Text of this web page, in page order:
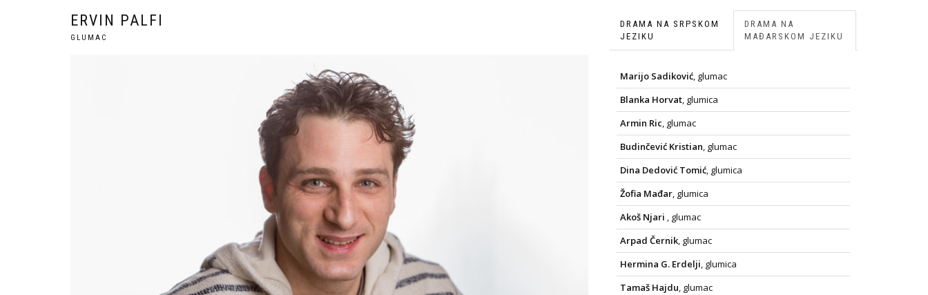
ERVIN PALFI
GLUMAC
DRAMA NA SRPSKOM
JEZIKU
DRAMA NA
MAĐARSKOM JEZIKU
Marijo Sadiković, glumac
Blanka Horvat, glumica
Armin Ric, glumac
Budinčević Kristian, glumac
Dina Dedović Tomić, glumica
Žofia Mađar, glumica
Akoš Njari , glumac
Arpad Černik, glumac
Hermina G. Erdelji, glumica
Tamaš Hajdu, glumac